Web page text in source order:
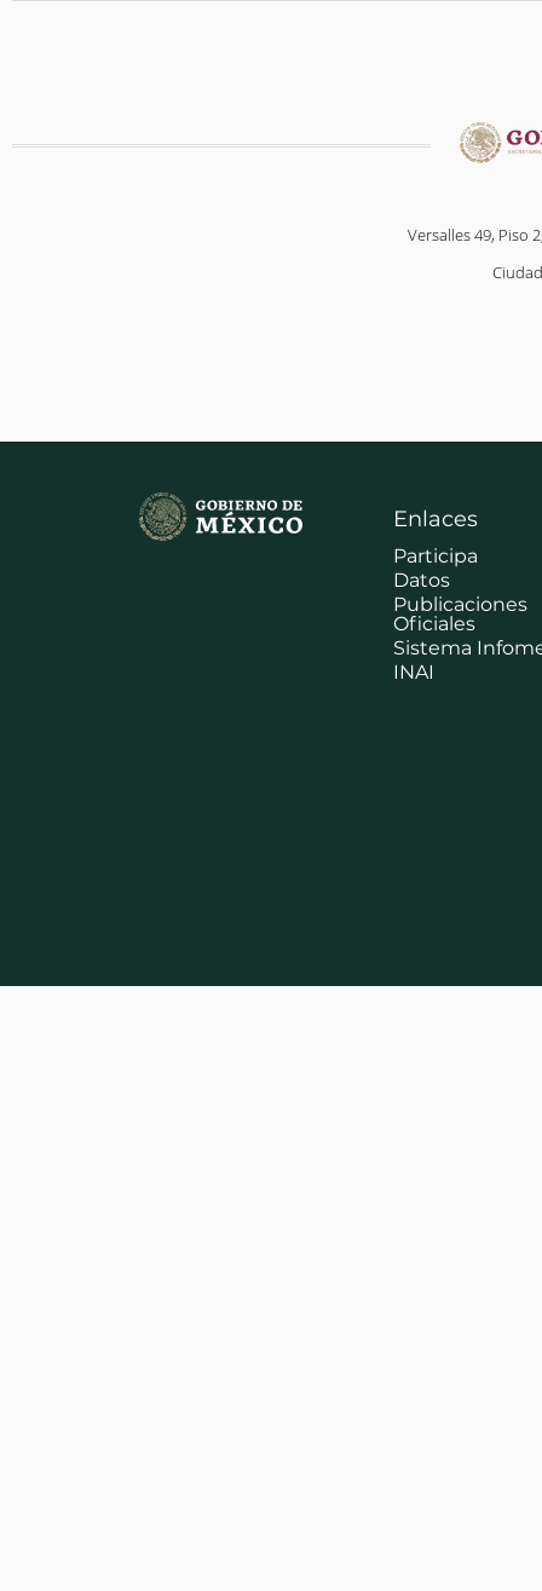
Versalles 49, Piso